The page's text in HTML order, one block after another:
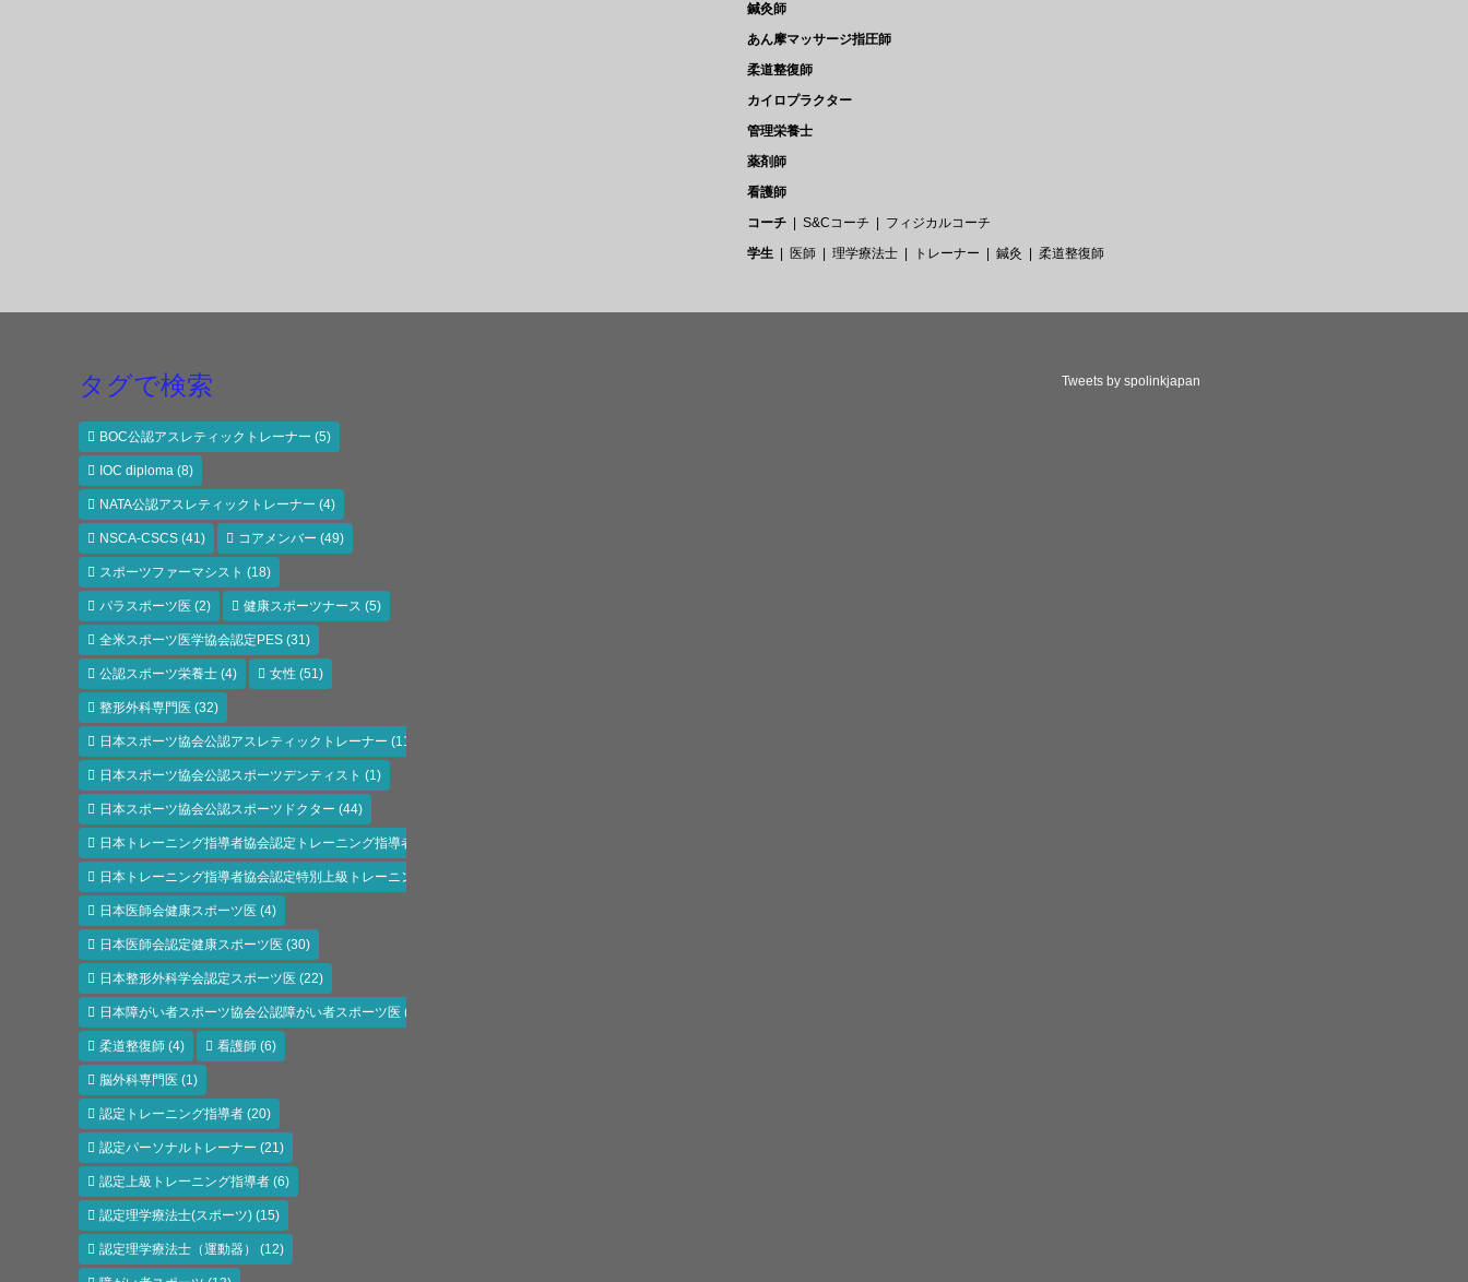
鍼灸師
あん摩マッサージ指圧師
柔道整復師
カイロプラクター
管理栄養士
薬剤師
看護師
コーチ
S&Cコーチ
フィジカルコーチ
学生
医師 理学療法士 トレーナー 鍼灸 柔道整復師
タグで検索
BOC公認アスレティックトレーナー (5)
IOC diploma (8)
NATA公認アスレティックトレーナー (4)
NSCA-CSCS (41) コアメンバー (49)
スポーツファーマシスト (18)
パラスポーツ医 (2) 健康スポーツナース (5)
全米スポーツ医学協会認定PES (31)
公認スポーツ栄養士 (4) 女性 (51)
整形外科専門医 (32)
日本スポーツ協会公認アスレティックトレーナー (118)
日本スポーツ協会公認スポーツデンティスト (1)
日本スポーツ協会公認スポーツドクター (44)
日本トレーニング指導者協会認定トレーニング指導者
日本トレーニング指導者協会認定特別上級トレーニング指導者
日本医師会健康スポーツ医 (4)
日本医師会認定健康スポーツ医 (30)
日本整形外科学会認定スポーツ医 (22)
日本障がい者スポーツ協会公認障がい者スポーツ医 (11)
柔道整復師 (4) 看護師 (6)
脳外科専門医 (1)
認定トレーニング指導者 (20)
認定パーソナルトレーナー (21)
認定上級トレーニング指導者 (6)
認定理学療法士(スポーツ) (15)
認定理学療法士（運動器） (12)
Tweets by spolinkjapan